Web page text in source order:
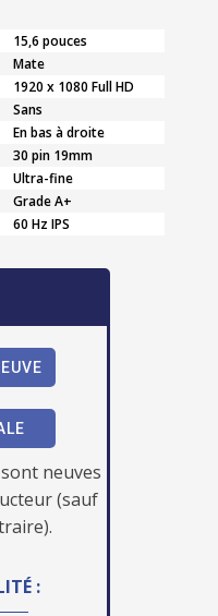
15,6 pouces
Mate
1920 x 1080 Full HD
Sans
En bas à droite
30 pin 19mm
Ultra-fine
Grade A+
60 Hz IPS
neuves
(sauf
: